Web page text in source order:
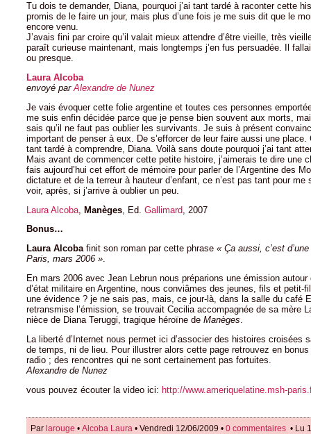
Tu dois te demander, Diana, pourquoi j’ai tant tardé à raconter cette
promis de le faire un jour, mais plus d’une fois je me suis dit que le
encore venu.
J’avais fini par croire qu’il valait mieux attendre d’être vieille, très
paraît curieuse maintenant, mais longtemps j’en fus persuadée. Il
ou presque.
Laura Alcoba
envoyé par Alexandre de Nunez
Je vais évoquer cette folie argentine et toutes ces personnes
me suis enfin décidée parce que je pense bien souvent aux morts,
sais qu’il ne faut pas oublier les survivants. Je suis à présent
important de penser à eux. De s’efforcer de leur faire aussi une place.
tant tardé à comprendre, Diana. Voilà sans doute pourquoi j’ai tant
Mais avant de commencer cette petite histoire, j’aimerais te dire une
fais aujourd’hui cet effort de mémoire pour parler de l’Argentine des
dictature et de la terreur à hauteur d’enfant, ce n’est pas tant pour me
voir, après, si j’arrive à oublier un peu.
Laura Alcoba Manèges , Ed. Gallimard , 2007
Bonus…
Laura Alcobafinit son roman par cette phrase « Ça aussi, c’est
Paris, mars 2006 ».
En mars 2006 avec Jean Lebrun nous préparions une émission
d’état militaire en Argentine, nous conviâmes des jeunes, fils et petit-
une évidence ? je ne sais pas, mais, ce jour-là, dans la salle du café
retransmise l’émission, se trouvait Cecilia accompagnée de sa mère
nièce de Diana Teruggi, tragique héroïne de Manèges
La liberté d’Internet nous permet ici d’associer des histoires croisées
de temps, ni de lieu. Pour illustrer alors cette page retrouvez en
radio ; des rencontres qui ne sont certainement pas fortuites.
Alexandre de Nunez
vous pouvez écouter la video ici: http://www.ameriquelatine.msh-
Par larouge • Alcoba Laura • Vendredi 12/06/2009 • 0 commentaires • Lu